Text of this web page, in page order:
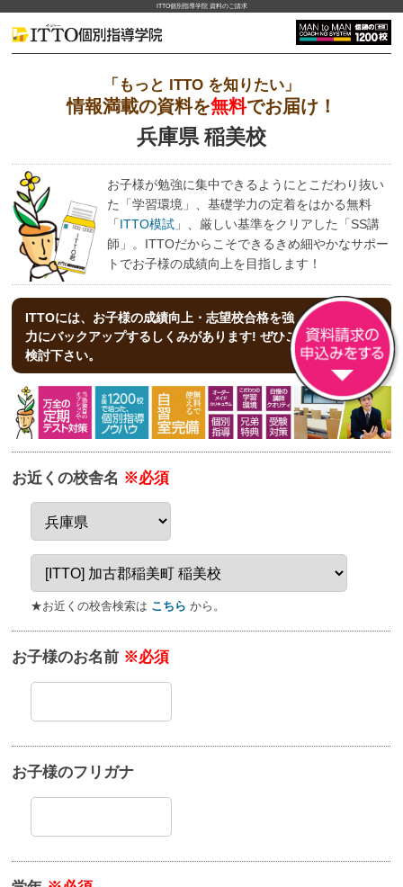
ITTO個別指導学院 資料のご請求
「もっと ITTO を知りたい」
情報満載の資料を無料でお届け！
兵庫県 稲美校
お子様が勉強に集中できるようにとこだわり抜い
た「学習環境」、基礎学力の定着をはかる無料
「ITTO模試」、厳しい基準をクリアした「SS講
師」。ITTOだからこそできるきめ細やかなサポー
トでお子様の成績向上を目指します！
ITTOには、お子様の成績向上・志望校合格を強
力にバックアップする しくみがあります! ぜひご
検討下さい。
お近くの校舎名 ※必須
★お近くの校舎検索は こちら から。
お子様のお名前 ※必須
お子様のフリガナ